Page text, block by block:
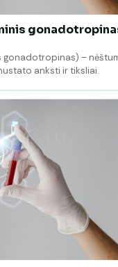
gonadotropinas) –
anksti ir tiksliai.